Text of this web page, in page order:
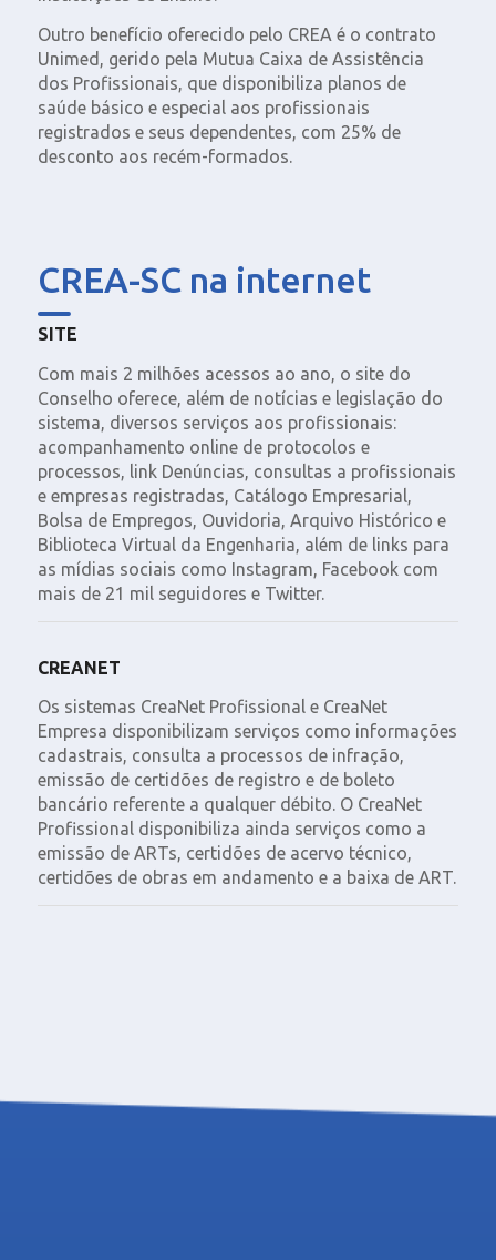
Outro benefício oferecido pelo CREA é o contrato
Unimed, gerido pela Mutua Caixa de Assistência
dos Profissionais, que disponibiliza planos de
saúde básico e especial aos profissionais
registrados e seus dependentes, com 25% de
desconto aos recém-formados.
CREA-SC na internet
SITE
Com mais 2 milhões acessos ao ano, o site do
Conselho oferece, além de notícias e legislação do
sistema, diversos serviços aos profissionais:
acompanhamento online de protocolos e
processos, link Denúncias, consultas a profissionais
e empresas registradas, Catálogo Empresarial,
Bolsa de Empregos, Ouvidoria, Arquivo Histórico e
Biblioteca Virtual da Engenharia, além de links para
as mídias sociais como Instagram, Facebook com
mais de 21 mil seguidores e Twitter.
CREANET
Os sistemas CreaNet Profissional e CreaNet
Empresa disponibilizam serviços como informações
cadastrais, consulta a processos de infração,
emissão de certidões de registro e de boleto
bancário referente a qualquer débito. O CreaNet
Profissional disponibiliza ainda serviços como a
emissão de ARTs, certidões de acervo técnico,
certidões de obras em andamento e a baixa de ART.